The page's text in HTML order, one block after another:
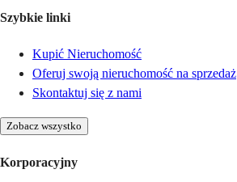
Szybkie linki
Kupić Nieruchomość
Oferuj swoją nieruchomość na sprzedaż
Skontaktuj się z nami
Zobacz wszystko
Korporacyjny